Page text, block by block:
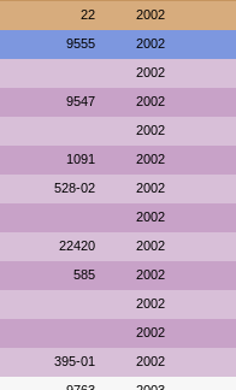
22 2002
9555 2002
2002
9547 2002
2002
1091 2002
528-02 2002
2002
22420 2002
585 2002
2002
2002
395-01 2002